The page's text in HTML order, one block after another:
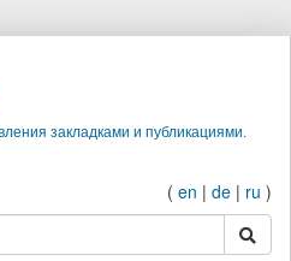
закладками и публикациями.
( en | de | ru )
поиск